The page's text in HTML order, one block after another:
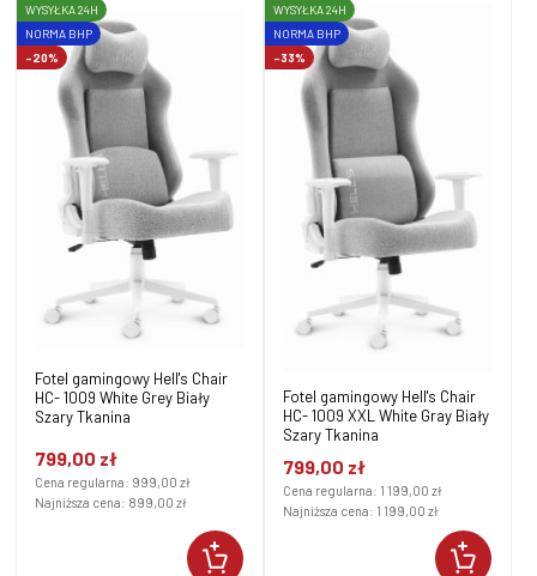
Fotel gamingowy Hell's Chair
HC- 1009 White Grey Biały
Szary Tkanina
799,00 zł
Cena regularna: 999,00 zł
Najniższa cena: 899,00 zł
-20%
WYSYŁKA 24H
NORMA BHP
Fotel gamingowy Hell's Chair
HC- 1009 XXL White Gray Biały
Szary Tkanina
799,00 zł
Cena regularna: 1 199,00 zł
Najniższa cena: 1 199,00 zł
-33%
WYSYŁKA 24H
NORMA BHP